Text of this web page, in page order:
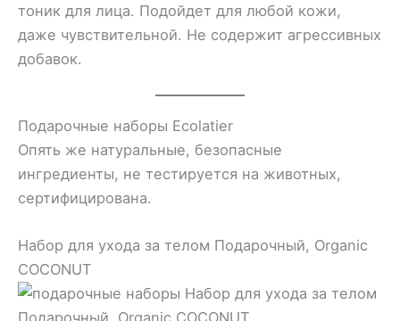
тоник для лица. Подойдет для любой кожи,
даже чувствительной. Не содержит агрессивных
добавок.
Подарочные наборы Ecolatier
Опять же натуральные, безопасные
ингредиенты, не тестируется на животных,
сертифицирована.
Набор для ухода за телом Подарочный, Organic
COCONUT